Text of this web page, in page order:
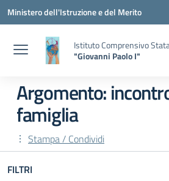
Vai ai contenuti
Vai al menu di navigazione
Vai al footer
Ministero dell'Istruzione e del Merito
Istituto Comprensivo
"Giovanni Paolo I"
Argomento:
famiglia
Stampa / Condividi
FILTRI